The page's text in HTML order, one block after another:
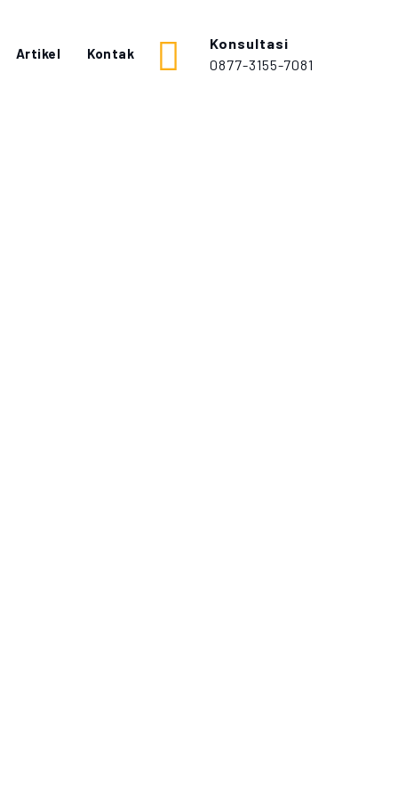
Artikel Kontak
Konsultasi
0877-3155-7081